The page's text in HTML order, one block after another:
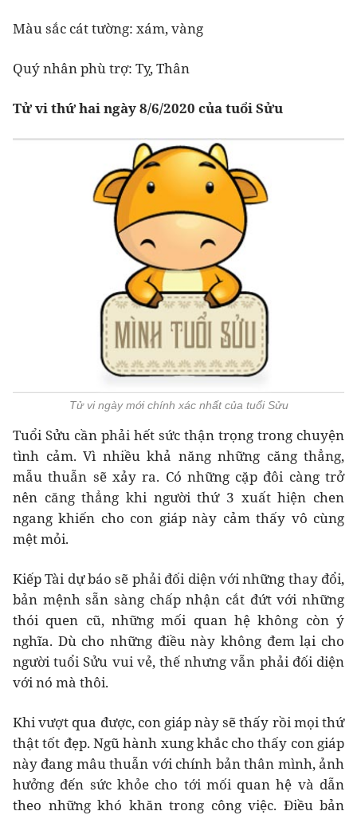
Màu sắc cát tường: xám, vàng
Quý nhân phù trợ: Tỵ, Thân
Tử vi thứ hai ngày 8/6/2020 của tuổi Sửu
Tử vi ngày mới chính xác nhất của tuổi Sửu
Tuổi Sửu cần phải hết sức thận trọng trong chuyện
tình cảm. Vì nhiều khả năng những căng thẳng,
mẫu thuẫn sẽ xảy ra. Có những cặp đôi càng trở
nên căng thẳng khi người thứ 3 xuất hiện chen
ngang khiến cho con giáp này cảm thấy vô cùng
mệt mỏi.
Kiếp Tài dự báo sẽ phải đối diện với những thay đổi,
bản mệnh sẵn sàng chấp nhận cắt đứt với những
thói quen cũ, những mối quan hệ không còn ý
nghĩa. Dù cho những điều này không đem lại cho
người tuổi Sửu vui vẻ, thế nhưng vẫn phải đối diện
với nó mà thôi.
Khi vượt qua được, con giáp này sẽ thấy rồi mọi thứ
thật tốt đẹp. Ngũ hành xung khắc cho thấy con giáp
này đang mâu thuẫn với chính bản thân mình, ảnh
hưởng đến sức khỏe cho tới mối quan hệ và dẫn
theo những khó khăn trong công việc. Điều bản